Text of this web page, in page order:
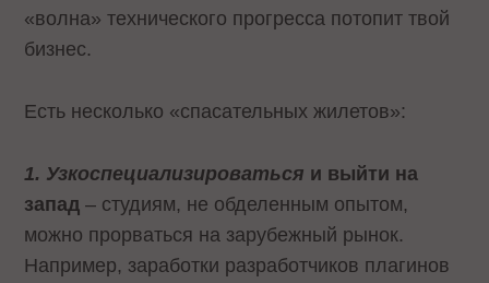
«волна» технического прогресса потопит твой
бизнес.
Есть несколько «спасательных жилетов»:
1. Узкоспециализироваться и выйти на
запад – студиям, не обделенным опытом,
можно прорваться на зарубежный рынок.
Например, заработки разработчиков плагинов